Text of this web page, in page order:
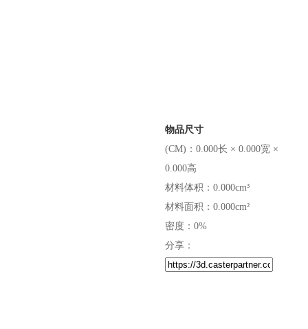
物品尺寸
(CM)：0.000长 × 0.000宽 ×
0.000高
材料体积：0.000cm³
材料面积：0.000cm²
密度：0%
分享：